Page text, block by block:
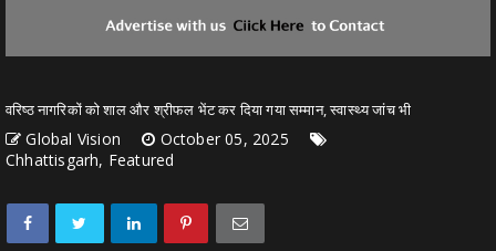
वरिष्ठ नागरिकों को शाल और श्रीफल भेंट कर दिया गया सम्मान, स्वास्थ्य जांच भी
Global Vision
October 05, 2025
Chhattisgarh, Featured